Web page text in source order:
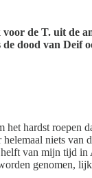
de T. uit de
dood van
het hardst roepen
niets
van mijn tijd
genomen,